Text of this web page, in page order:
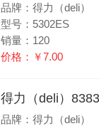
品牌：得力（deli）
型号：5302ES
销量：120
价格：￥7.00
品牌：得力（deli）